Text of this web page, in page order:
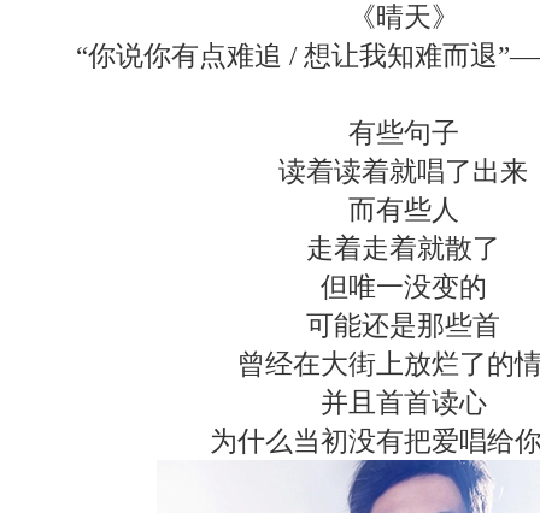
《晴天》
“你说你有点难追 / 想让我知难而退
有些句子
读着读着就唱了出来
而有些人
走着走着就散了
但唯一没变的
可能还是那些首
曾经在大街上放烂了的
并且首首读心
为什么当初没有把爱唱给